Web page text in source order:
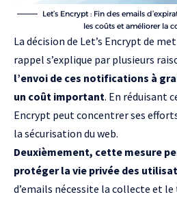
Let’s Encrypt : Fin des emails
les coûts et améliorer la
La décision de Let’s Encrypt de
rappel s’explique par plusieurs
l’envoi de ces notifications à
un coût important. En réduisant
Encrypt peut concentrer ses
la sécurisation du web.
Deuxièmement, cette mesure
protéger la vie privée des
d’emails nécessite la collecte et